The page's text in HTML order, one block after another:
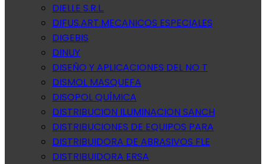
DIELLE S.R.L.
DIFUS.ART.MECANICOS ESPECIALES
DIGEBIS
DINUY
DISEÑO Y APLICACIONES DEL NO T
DISMOL MASQUEFA
DISOPOL QUÍMICA
DISTRIBUCION ILUMINACION SANCH
DISTRIBUCIONES DE EQUIPOS PARA
DISTRIBUIDORA DE ABRASIVOS FLE
DISTRIBUIDORA ERSA